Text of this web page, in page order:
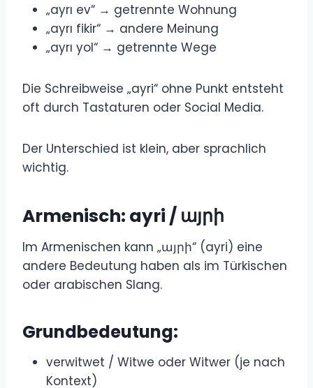
„ayrı ev“ → getrennte Wohnung
„ayrı fikir“ → andere Meinung
„ayrı yol“ → getrennte Wege
Die Schreibweise „ayri“ ohne Punkt entsteht
oft durch Tastaturen oder Social Media.
Der Unterschied ist klein, aber sprachlich
wichtig.
Armenisch: ayri / այրի
Im Armenischen kann „այրի“ (ayri) eine
andere Bedeutung haben als im Türkischen
oder arabischen Slang.
Grundbedeutung:
verwitwet / Witwe oder Witwer (je nach
Kontext)